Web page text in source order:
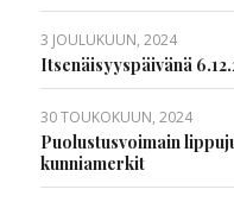
3 JOULUKUUN, 2024
Itsenäisyyspäivänä
30 TOUKOKUUN, 2024
Puolustusvoimain
kunniamerkit